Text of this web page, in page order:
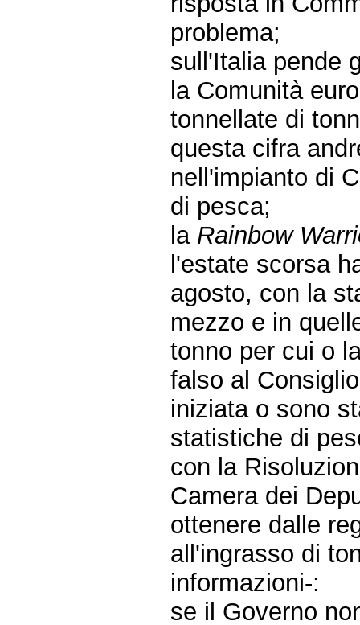
problema;
sull'Italia pende
la Comunità
tonnellate di
questa cifra
nell'impianto di
di pesca;
la Rainbow
l'estate scorsa
agosto, con la
mezzo e in
tonno per cui o
falso al
iniziata o sono
statistiche di
con la
Camera dei
ottenere dalle
all'ingrasso di
informazioni-:
se il Governo